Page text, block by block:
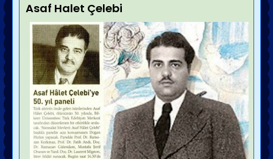
Asaf Halet Çelebi